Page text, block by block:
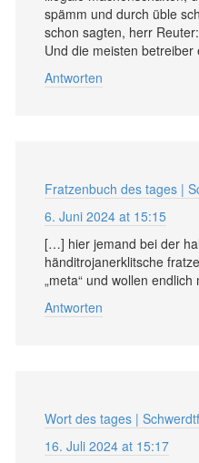
spämm und durch üble
schon sagten, herr
Und die meisten
Antworten
Fratzenbuch des tages |
6. Juni 2024 at 15:15
[…] hier jemand bei der
händitrojanerklitsche
„meta“ und wollen
Antworten
Wort des tages |
16. Juli 2024 at 15:17